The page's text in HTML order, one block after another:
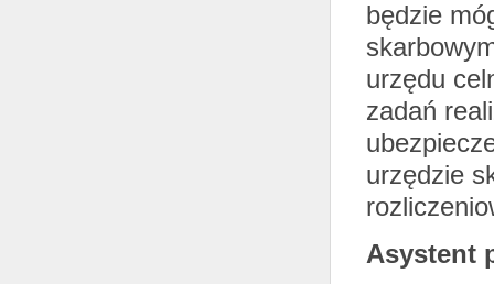
będzie
urzędu
zadań
urzędzie
Asystent